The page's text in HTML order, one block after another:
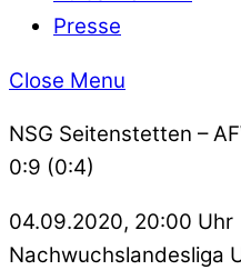
Presse
Close Menu
NSG Seitenstetten –
0:9 (0:4)
04.09.2020, 20:00 Uhr
Nachwuchslandesliga